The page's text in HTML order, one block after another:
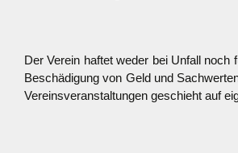
Der Verein haftet weder bei Unfall noch
Beschädigung von Geld und
Vereinsveranstaltungen geschieht auf